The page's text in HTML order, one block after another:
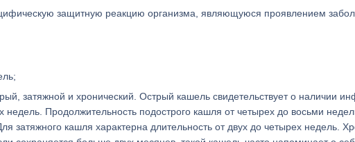
защитную реакцию организма, являющуюся проявлением
затяжной и хронический. Острый кашель свидетельствует о наличии
недель. Продолжительность подострого кашля от четырех до восьми
затяжного кашля характерна длительность от двух до четырех недель.